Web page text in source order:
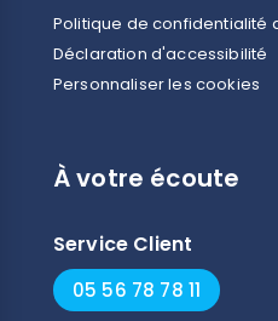
Politique de confidentialité
Déclaration d'accessibilité
Personnaliser les cookies
À votre écoute
Service Client
05 56 78 78 11